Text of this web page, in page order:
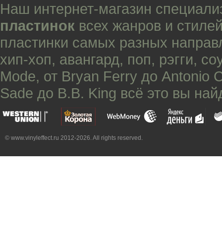
Наш интернет-магазин
пластинок всех жанров и
пластинки самых разных
хип-хоп, авангард, поп, рэгги,
Mode, от Bryan Ferry до Antonio
Sade до B.B. King всё это вы
© www.vinyleffect.ru 2012-2026. All rights reserved.